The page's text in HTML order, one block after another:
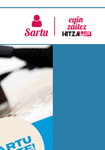
Sartu